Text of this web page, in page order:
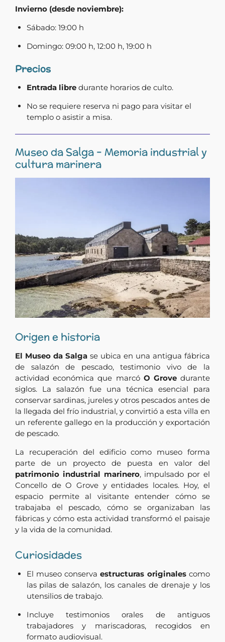
Invierno (desde noviembre):
Sábado: 19:00 h
Domingo: 09:00 h, 12:00 h, 19:00 h
Precios
Entrada libredurante horarios de culto.
No se requiere reserva ni pago para visitar el
templo o asistir a misa.
Museo da Salga – Memoria industrial y
cultura marinera
Origen e historia
El Museo da Salga se ubica en una antigua fábrica
de salazón de pescado, testimonio vivo de la
actividad económica que marcó O Grovedurante
siglos. La salazón fue una técnica esencial para
conservar sardinas, jureles y otros pescados antes de
la llegada del frío industrial, y convirtió a esta villa en
un referente gallego en la producción y exportación
de pescado.
La recuperación del edificio como museo forma
parte de un proyecto de puesta en valor del
patrimonio industrial marinero, impulsado por el
Concello de O Grove y entidades locales. Hoy, el
espacio permite al visitante entender cómo se
trabajaba el pescado, cómo se organizaban las
fábricas y cómo esta actividad transformó el paisaje
y la vida de la comunidad.
Curiosidades
El museo conservaestructuras originalescomo
las pilas de salazón, los canales de drenaje y los
utensilios de trabajo.
Incluye testimonios orales de antiguos
trabajadores y mariscadoras, recogidos en
formato audiovisual.